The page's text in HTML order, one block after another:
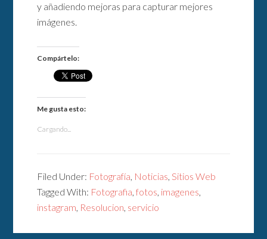
y añadiendo mejoras para capturar mejores
imágenes.
Compártelo:
Me gusta esto:
Cargando...
Filed Under: Fotografía, Noticias,Sitios Web
Tagged With: Fotografia,fotos, imagenes,
instagram, Resolucion, servicio